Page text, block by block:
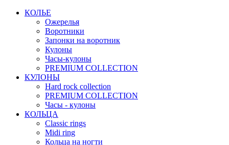
КОЛЬЕ
Ожерелья
Воротники
Запонки на воротник
Кулоны
Часы-кулоны
PREMIUM COLLECTION
КУЛОНЫ
Hard rock collection
PREMIUM COLLECTION
Часы - кулоны
КОЛЬЦА
Classic rings
Midi ring
Кольца на ногти